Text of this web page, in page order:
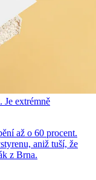
Je extrémně
až o 60 procent.
aniž tuší, že
z Brna.